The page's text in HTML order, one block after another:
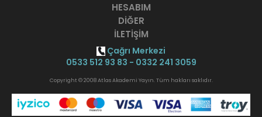
HESABIM
DİĞER
İLETİŞİM
Çağrı Merkezi
0533 512 93 83 - 0332 241 3059
Copyright © 2008 Atlas Akademi Yayın. Tüm hakları saklıdır.